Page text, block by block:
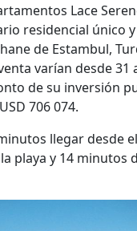
Lace
residencial único
de Estambul,
varían desde 31
de su inversión
706 074.
llegar desde
playa y 14 minutos